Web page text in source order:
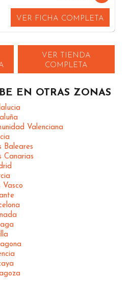
VER FICHA COMPLETA
VER TIENDA
COMPLETA
EN OTRAS ZONAS
Valenciana
Baleares
Canarias
Vasco